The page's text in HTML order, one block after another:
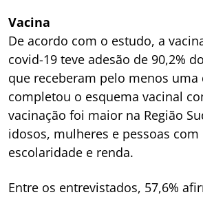
Vacina
De acordo com o estudo, a
covid-19 teve adesão de 90,2%
que receberam pelo menos uma
completou o esquema vacinal
vacinação foi maior na Região
idosos, mulheres e pessoas
escolaridade e renda.
Entre os entrevistados, 57,6%